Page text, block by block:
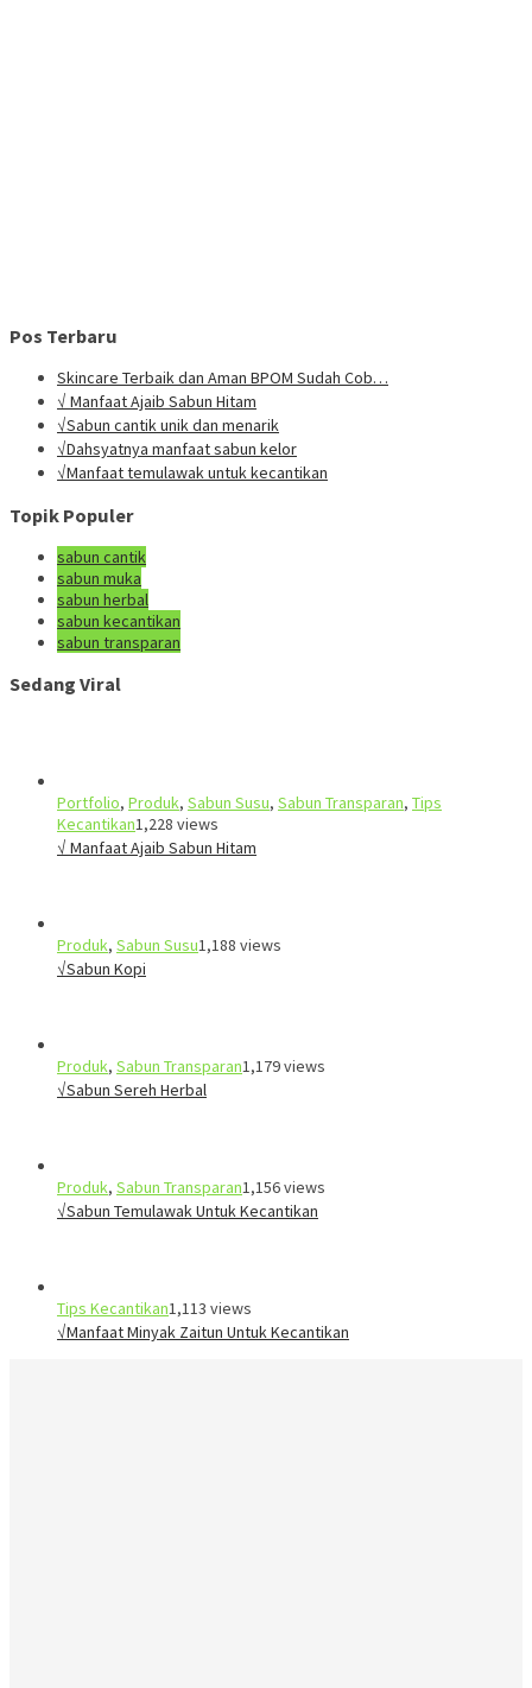
Pos Terbaru
Skincare Terbaik dan Aman BPOM Sudah Cob…
√ Manfaat Ajaib Sabun Hitam
√Sabun cantik unik dan menarik
√Dahsyatnya manfaat sabun kelor
√Manfaat temulawak untuk kecantikan
Topik Populer
sabun cantik
sabun muka
sabun herbal
sabun kecantikan
sabun transparan
Sedang Viral
Portfolio, Produk, Sabun Susu, Sabun Transparan, Tips
Kecantikan1,228 views
√ Manfaat Ajaib Sabun Hitam
Produk, Sabun Susu1,188 views
√Sabun Kopi
Produk, Sabun Transparan1,179 views
√Sabun Sereh Herbal
Produk, Sabun Transparan1,156 views
√Sabun Temulawak Untuk Kecantikan
Tips Kecantikan1,113 views
√Manfaat Minyak Zaitun Untuk Kecantikan